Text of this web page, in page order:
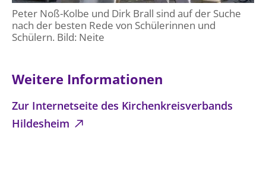
Peter Noß-Kolbe und Dirk Brall sind auf der Suche
nach der besten Rede von Schülerinnen und
Schülern. Bild: Neite
Weitere Informationen
Zur Internetseite des Kirchenkreisverbands
Hildesheim
Klimaschutzgesetz
Kunstreferat
Öffentlichkeitsarbeit
Projektmanagement